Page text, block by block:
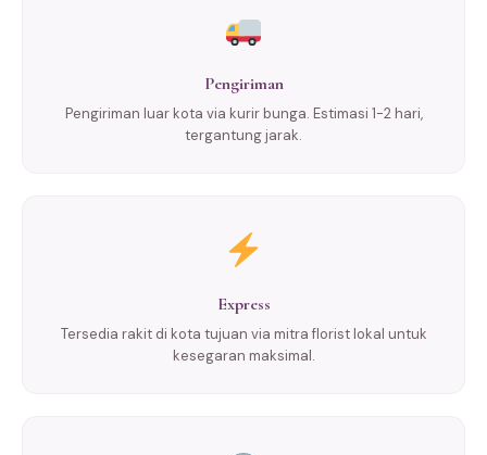
Pengiriman
Pengiriman luar kota via kurir bunga. Estimasi 1-2 hari,
tergantung jarak.
Express
Tersedia rakit di kota tujuan via mitra florist lokal untuk
kesegaran maksimal.